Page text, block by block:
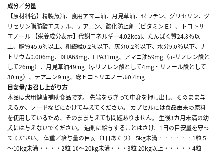
成分／分量
【原材料名】精製魚油、食用アマニ油、月見草油、ゼラチン、グリセリン、グ
リセリン脂肪酸エステル、テアニン、酸化防止剤（ビタミンＥ）、トコトリ
エノール 【栄養成分表示】代謝エネルギー4.02kcal、たんぱく質24.8％以
上、脂質45.6％以上、粗繊維0.2％以下、灰分0.2％以下、水分9.0％以下、ナ
トリウム0.006mg、DHA68mg、EPA31mg、アマニ油59mg（α-リノレン酸と
して26mg）、月見草油49mg（γ-リノレン酸として4mg・リノール酸として
30mg）、テアニン9mg、総トコトリエノール0.4mg
目安量/お召し上がり方
本品は犬用健康補助食品です。 先端をちぎって中身を押し出し、そのまま与
えるか、フードなどにかけて与えてください。 カプセルには食品由来の原料
を使用しているため、そのまま与えても問題ありません。 生後3カ月未満の幼
犬には与えないでください。 過剰に給与することはさけ、1日の目安量を守っ
てください。 体重／給与量の目安（1日あたり） 5kg未満・・・・・・1粒 5
～10kg未満・・・・2粒 10～20kg未満・・・3粒 20kg以上・・・・・4粒